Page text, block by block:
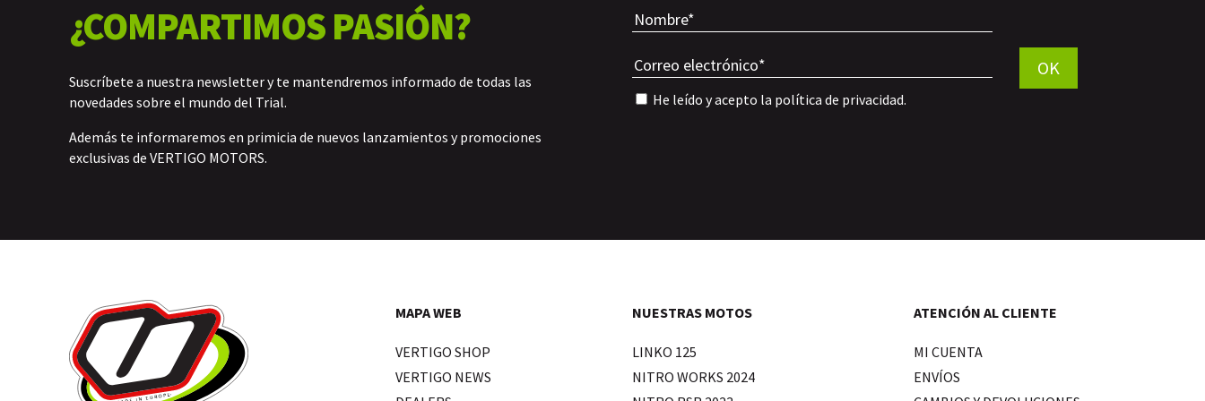
¿COMPARTIMOS PASIÓN?
Suscríbete a nuestra newsletter y te mantendremos informado de todas las
novedades sobre el mundo del Trial.
Además te informaremos en primicia de nuevos lanzamientos y promociones
exclusivas de VERTIGO MOTORS.
He leído y acepto la política de privacidad.
OK
MAPA WEB
VERTIGO SHOP
VERTIGO NEWS
NUESTRAS MOTOS
LINKO 125
NITRO WORKS 2024
ATENCIÓN AL CLIENTE
MI CUENTA
ENVÍOS